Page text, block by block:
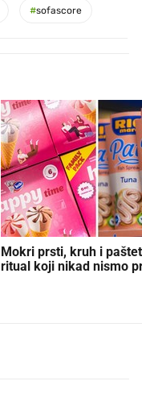
#sofascore
Mokri prsti, kruh i
ritual koji nikad nismo